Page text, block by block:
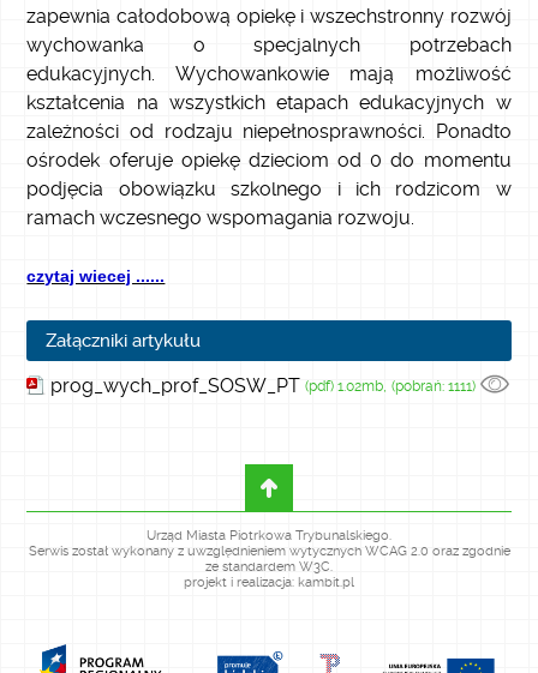
zapewnia całodobową opiekę i wszechstronny rozwój
wychowanka o specjalnych potrzebach
edukacyjnych. Wychowankowie mają możliwość
kształcenia na wszystkich etapach edukacyjnych w
zależności od rodzaju niepełnosprawności. Ponadto
ośrodek oferuje opiekę dzieciom od 0 do momentu
podjęcia obowiązku szkolnego i ich rodzicom w
ramach wczesnego wspomagania rozwoju.
czytaj wiecej ......
Załączniki artykułu
prog_wych_prof_SOSW_PT (pdf) 1.02mb, (pobrań: 1111)
Urząd Miasta Piotrkowa Trybunalskiego.
Serwis został wykonany z uwzględnieniem wytycznych WCAG 2.0 oraz zgodnie
ze standardem W3C.
projekt i realizacja: kambit.pl